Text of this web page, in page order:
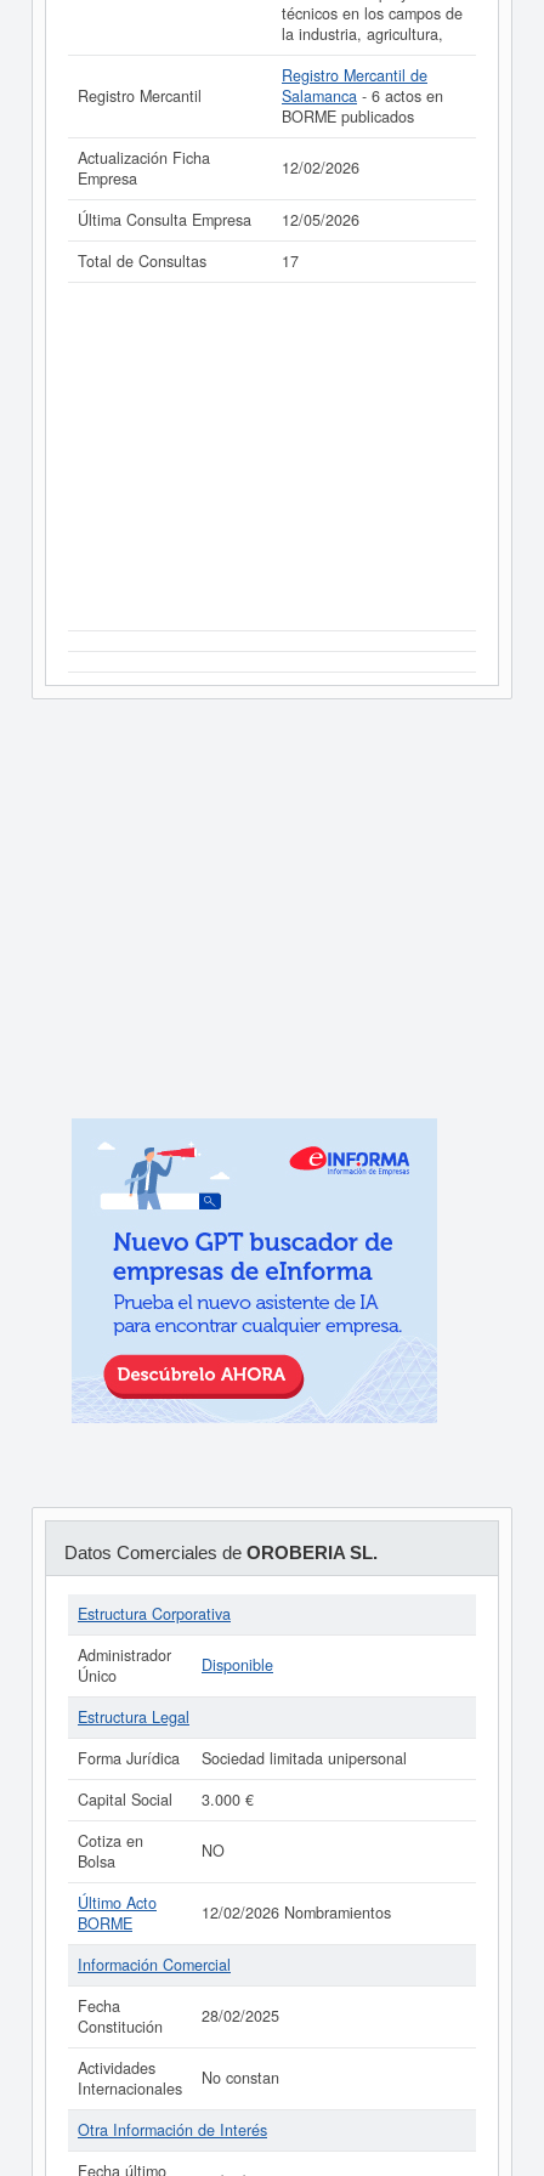
técnicos en los campos de
la industria, agricultura,
Registro Mercantil
Registro Mercantil de
Salamanca - 6 actos en
BORME publicados
Actualización Ficha
Empresa
12/02/2026
Última Consulta Empresa
12/05/2026
Total de Consultas
17
Datos Comerciales de OROBERIA SL.
Estructura Corporativa
Administrador
Único
Disponible
Estructura Legal
Forma Jurídica
Sociedad limitada unipersonal
Capital Social
3.000 €
Cotiza en
Bolsa
NO
Último Acto
BORME
12/02/2026 Nombramientos
Información Comercial
Fecha
Constitución
28/02/2025
Actividades
Internacionales
No constan
Otra Información de Interés
Fecha último